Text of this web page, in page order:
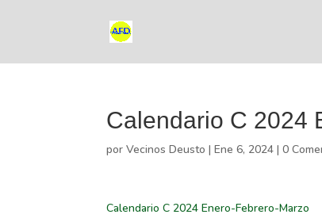
Calendario C 2024
porVecinos Deusto |Ene 6, 2024 |0
Calendario C 2024 Enero-Febrero-Marzo